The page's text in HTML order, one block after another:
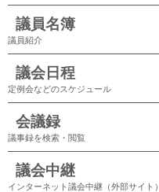
議員名簿
議員紹介
議会日程
定例会などのスケジュール
会議録
議事録を検索・閲覧
議会中継
インターネット議会中継（外部サイト）